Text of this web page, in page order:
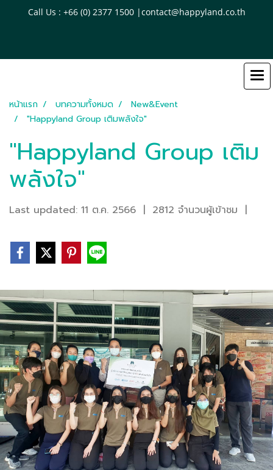
Call Us : +66 (0) 2377 1500 |contact@happyland.co.th
หน้าแรก บทความทั้งหมด
New&Event
"Happyland Group เติมพลังใจ"
"Happyland Group เติม
พลังใจ"
Last updated: 11 ต.ค. 2566 | 2812 จำนวนผู้เข้าชม |